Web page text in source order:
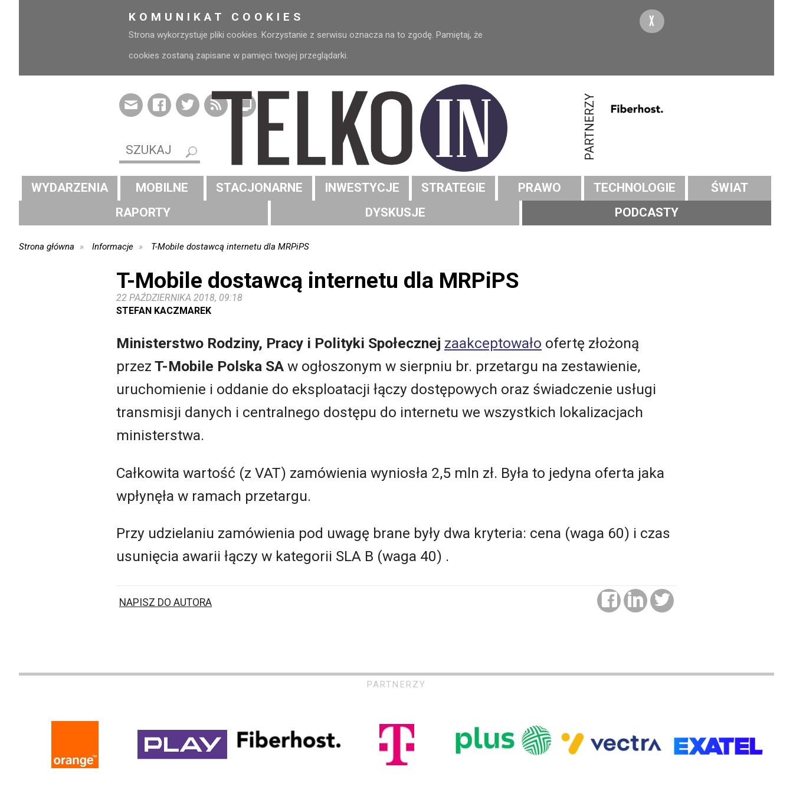
KOMUNIKAT COOKIES
Strona wykorzystuje pliki cookies. Korzystanie z serwisu oznacza na to zgodę. Pamiętaj, że
cookies zostaną zapisane w pamięci twojej przeglądarki.
X
PARTNERZY
WYDARZENIA MOBILNE STACJONARNE INWESTYCJE STRATEGIE PRAWO TECHNOLOGIE
ŚWIAT
RAPORTY
DYSKUSJE PODCASTY
Strona główna Informacje T-Mobile dostawcą internetu dla MRPiPS
T-Mobile dostawcą internetu dla MRPiPS
22 PAŹDZIERNIKA 2018, 09:18
STEFAN KACZMAREK
Ministerstwo Rodziny, Pracy i Polityki Społecznej zaakceptowało ofertę złożoną
przez T-Mobile Polska SA w ogłoszonym w sierpniu br. przetargu na zestawienie,
uruchomienie i oddanie do eksploatacji łączy dostępowych oraz świadczenie usługi
transmisji danych i centralnego dostępu do internetu we wszystkich lokalizacjach
ministerstwa.
Całkowita wartość (z VAT) zamówienia wyniosła 2,5 mln zł. Była to jedyna oferta jaka
wpłynęła w ramach przetargu.
Przy udzielaniu zamówienia pod uwagę brane były dwa kryteria: cena (waga 60) i czas
usunięcia awarii łączy w kategorii SLA B (waga 40) .
NAPISZ DO AUTORA
PARTNERZY